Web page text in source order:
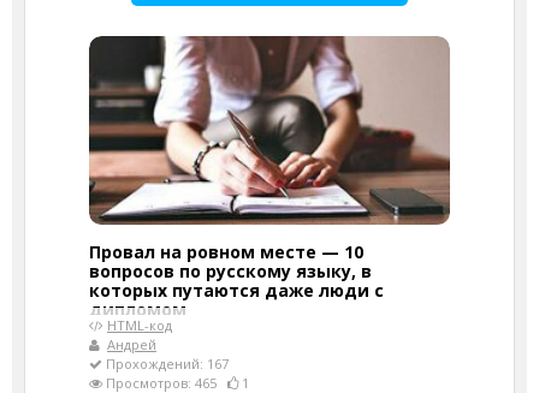
Провал на ровном месте — 10
вопросов по русскому языку, в
которых путаются даже люди с
дипломом
HTML-код
Андрей
Прохождений: 167
Просмотров: 465
1